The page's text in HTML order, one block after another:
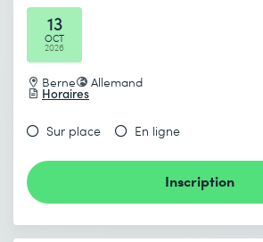
13
OCT
2026
Berne Allemand
Horaires
Sur place En ligne
Inscription